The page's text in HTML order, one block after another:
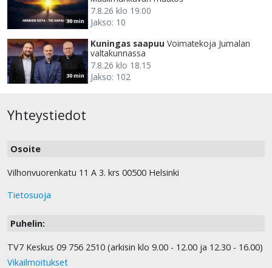
30 min
7.8.26 klo 19.00
Jakso: 10
30 min
Kuningas saapuu Voimatekoja Jumalan
valtakunnassa
7.8.26 klo 18.15
Jakso: 102
Yhteystiedot
Osoite
Vilhonvuorenkatu 11 A 3. krs 00500 Helsinki
Tietosuoja
Puhelin:
TV7 Keskus 09 756 2510 (arkisin klo 9.00 - 12.00 ja 12.30 - 16.00)
Vikailmoitukset